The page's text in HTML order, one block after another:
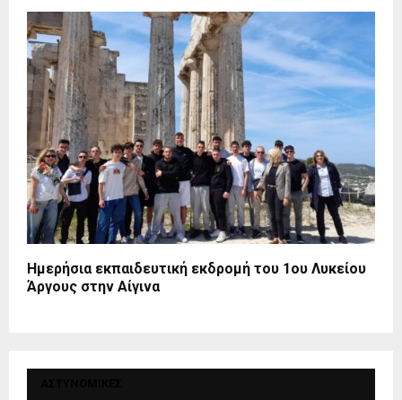
Ημερήσια εκπαιδευτική εκδρομή του 1ου Λυκείου
Άργους στην Αίγινα